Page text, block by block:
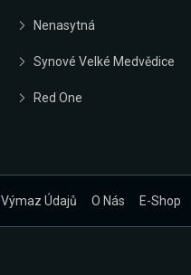
Nenasytná
Synové Velké Medvědice
Red One
Výmaz Údajů O Nás E-Shop